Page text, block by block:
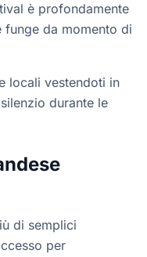
è profondamente
da momento di
locali vestendoti in
durante le
di semplici
per